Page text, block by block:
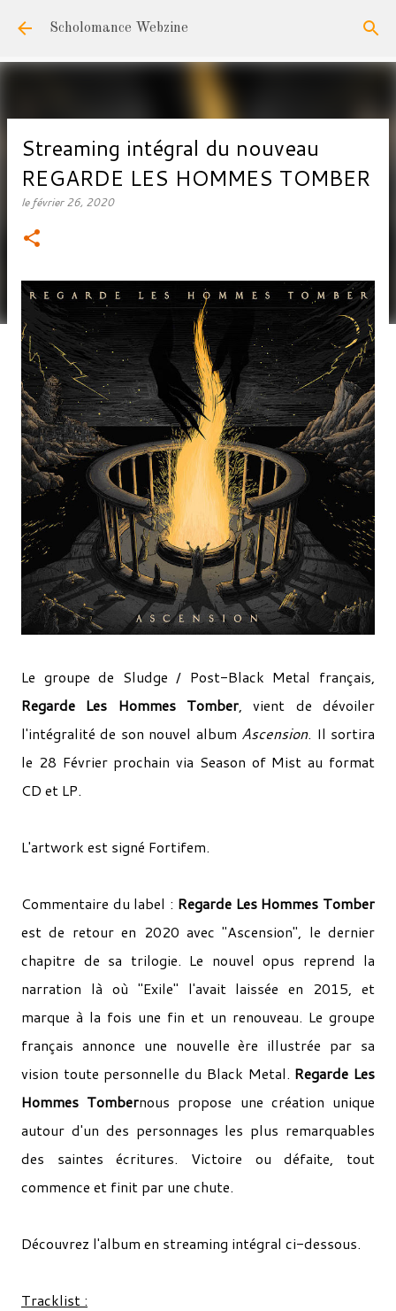
Accéder au contenu principal
Scholomance Webzine
Streaming intégral du nouveau
REGARDE LES HOMMES TOMBER
lefévrier 26, 2020
Le groupe de Sludge / Post-Black Metal français,
Regarde Les Hommes Tomber, vient de dévoiler
l'intégralité de son nouvel album Ascension. Il sortira
le 28 Février prochain via Season of Mist au format
CD et LP.
L'artwork est signé Fortifem.
Commentaire du label : Regarde Les Hommes Tomber
est de retour en 2020 avec "Ascension", le dernier
chapitre de sa trilogie. Le nouvel opus reprend la
narration là où "Exile" l'avait laissée en 2015, et
marque à la fois une fin et un renouveau. Le groupe
français annonce une nouvelle ère illustrée par sa
vision toute personnelle du Black Metal. Regarde Les
Hommes Tombernous propose une création unique
autour d'un des personnages les plus remarquables
des saintes écritures. Victoire ou défaite, tout
commence et finit par une chute.
Découvrez l'album en streaming intégral ci-dessous.
Tracklist :